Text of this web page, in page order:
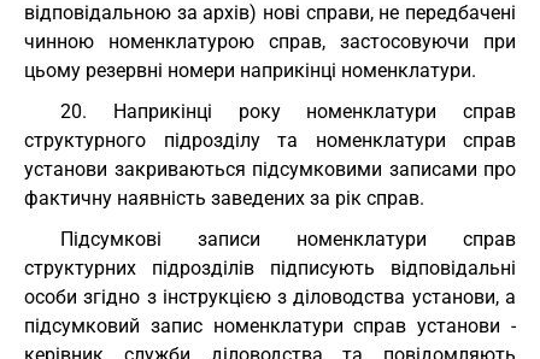
відповідальною за архів) нові справи, не передбачені
чинною номенклатурою справ, застосовуючи при
цьому резервні номери наприкінці номенклатури.
20. Наприкінці року номенклатури справ
структурного підрозділу та номенклатури справ
установи закриваються підсумковими записами про
фактичну наявність заведених за рік справ.
Підсумкові записи номенклатури справ
структурних підрозділів підписують відповідальні
особи згідно з інструкцією з діловодства установи, а
підсумковий запис номенклатури справ установи -